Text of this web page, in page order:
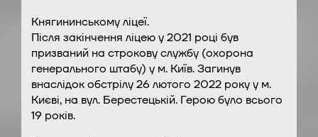
Княгининському ліцеї.
Після закінчення ліцею у 2021 році був
призваний на строкову службу (охорона
генерального штабу) у м. Київ. Загинув
внаслідок обстрілу 26 лютого 2022 року у м.
Києві, на вул. Берестецькій. Герою було всього
19 років.